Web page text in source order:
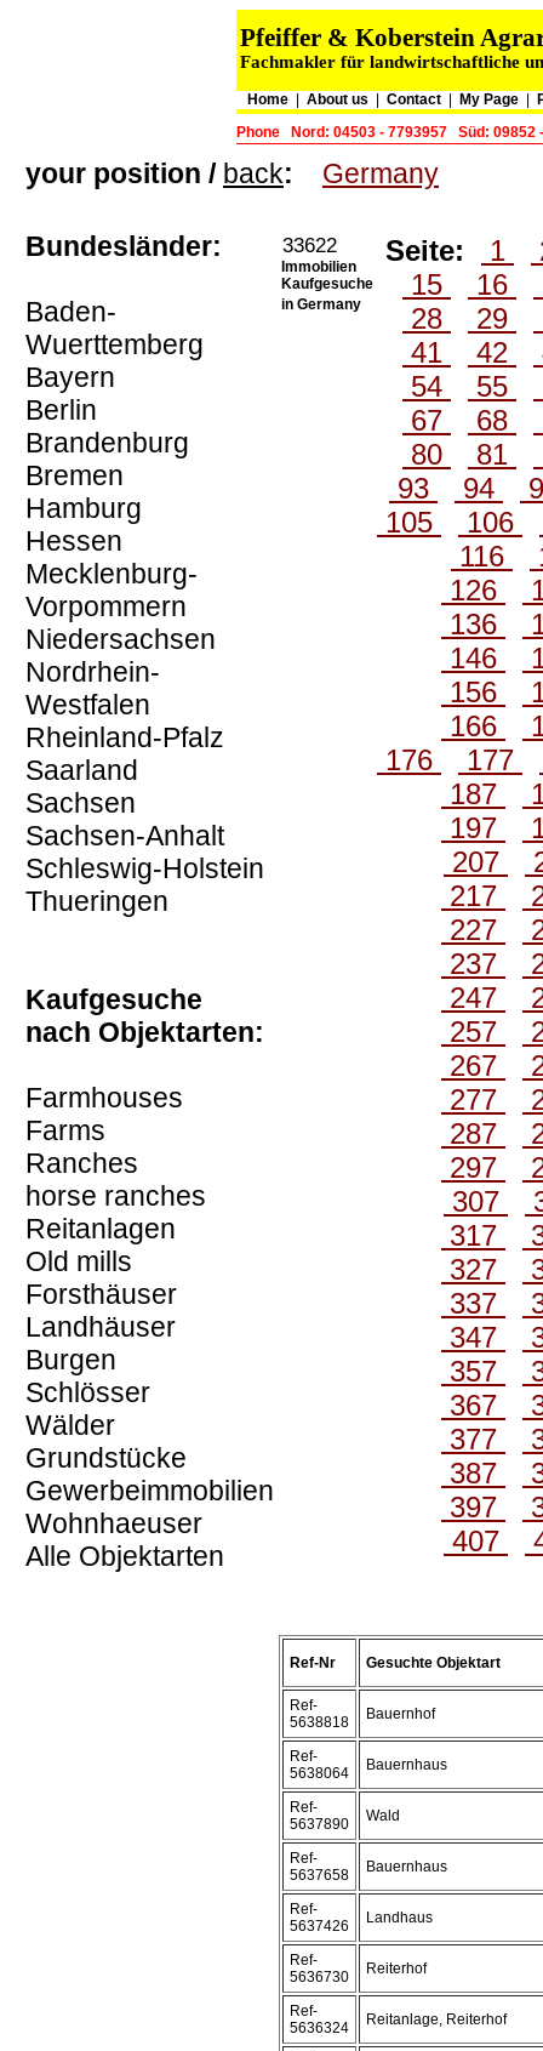
Pfeiffer & Koberstein
Fachmakler für landwirtschaftliche
Home About us Contact My Page
Phone
Nord: 04503 - 7793957 Süd: 09852
your position / back: Germany
Bundesländer:
Baden-
Wuerttemberg
Bayern
Berlin
Brandenburg
Bremen
Hamburg
Hessen
Mecklenburg-
Vorpommern
Niedersachsen
Nordrhein-
Westfalen
Rheinland-Pfalz
Saarland
Sachsen
Sachsen-Anhalt
Schleswig-Holstein
Thueringen
Kaufgesuche
nach Objektarten:
Farmhouses
Farms
Ranches
horse ranches
Reitanlagen
Old mills
Forsthäuser
Landhäuser
Burgen
Schlösser
Wälder
Grundstücke
Gewerbeimmobilien
Wohnhaeuser
Alle Objektarten
33622
Immobilien
Kaufgesuche
in Germany
Seite: 1
15
16
28
29
41
42
54
55
67
68
80
81
93
94
105
106
116
126
136
146
156
166
176
177
187
197
207
217
227
237
247
257
267
277
287
297
307
317
327
337
347
357
367
377
387
397
407
Ref-Nr Gesuchte Objektart
Ref-
5638818
Bauernhof
Ref-
5638064
Bauernhaus
Ref-
5637890
Wald
Ref-
5637658
Bauernhaus
Ref-
5637426
Landhaus
Ref-
5636730
Reiterhof
Ref-
5636324
Reitanlage, Reiterhof